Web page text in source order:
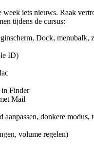
week iets nieuws. Raak
tijdens de cursus:
Dock, menubalk,
ID)
in Finder
Mail
aanpassen, donkere modus,
volume regelen)